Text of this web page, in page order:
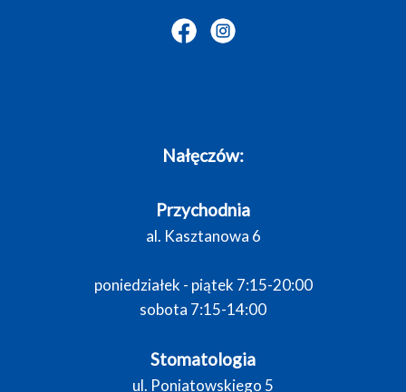
Nałęczów:
Przychodnia
al. Kasztanowa 6
poniedziałek - piątek 7:15-20:00
sobota 7:15-14:00
Stomatologia
ul. Poniatowskiego 5